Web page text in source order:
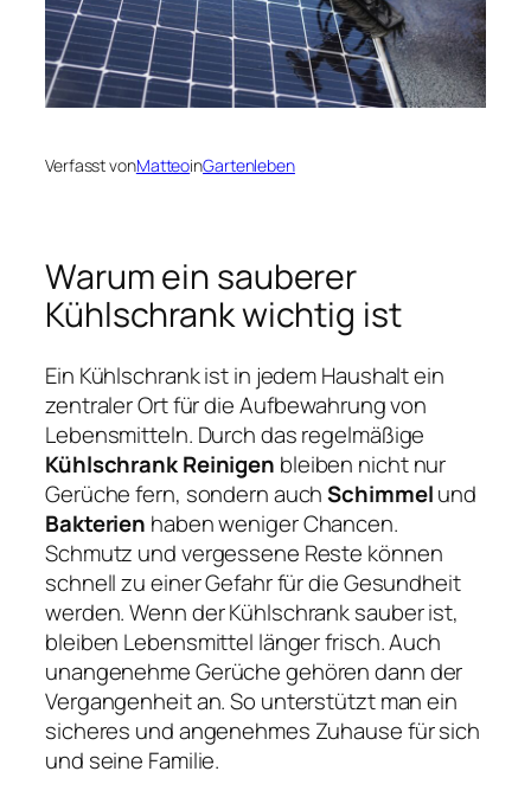
Verfasst vonMatteoinGartenleben
Warum ein sauberer
Kühlschrank wichtig ist
Ein Kühlschrank ist in jedem Haushalt ein
zentraler Ort für die Aufbewahrung von
Lebensmitteln. Durch das regelmäßige
Kühlschrank Reinigen bleiben nicht nur
Gerüche fern, sondern auchSchimmelund
Bakterien haben weniger Chancen.
Schmutz und vergessene Reste können
schnell zu einer Gefahr für die Gesundheit
werden. Wenn der Kühlschrank sauber ist,
bleiben Lebensmittel länger frisch. Auch
unangenehme Gerüche gehören dann der
Vergangenheit an. So unterstützt man ein
sicheres und angenehmes Zuhause für sich
und seine Familie.